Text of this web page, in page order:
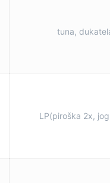
tuna,
LP(piroška 2x,